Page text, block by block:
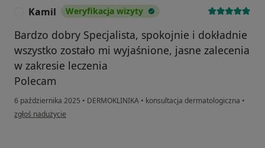
Kamil Weryfikacja wizyty
Bardzo dobry Specjalista, spokojnie i dokładnie
wszystko zostało mi wyjaśnione, jasne zalecenia
w zakresie leczenia
Polecam
6 października 2025 • DERMOKLINIKA • konsultacja dermatologiczna •
w opinii użytkownika Kamil
zgłoś nadużycie